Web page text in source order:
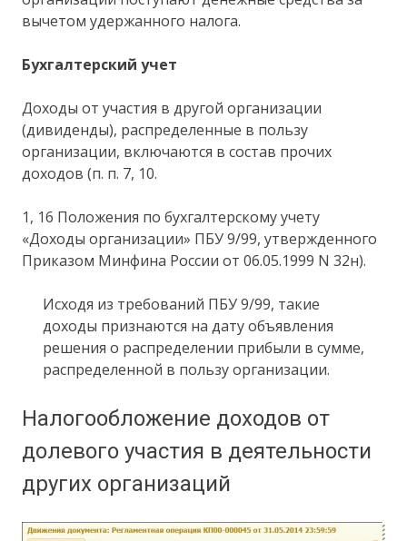
вычетом удержанного налога.
Бухгалтерский учет
Доходы от участия в другой организации
(дивиденды), распределенные в пользу
организации, включаются в состав прочих
доходов (п. п. 7, 10.
1, 16 Положения по бухгалтерскому учету
«Доходы организации» ПБУ 9/99, утвержденного
Приказом Минфина России от 06.05.1999 N 32н).
Исходя из требований ПБУ 9/99, такие
доходы признаются на дату объявления
решения о распределении прибыли в сумме,
распределенной в пользу организации.
Налогообложение доходов от
долевого участия в деятельности
других организаций